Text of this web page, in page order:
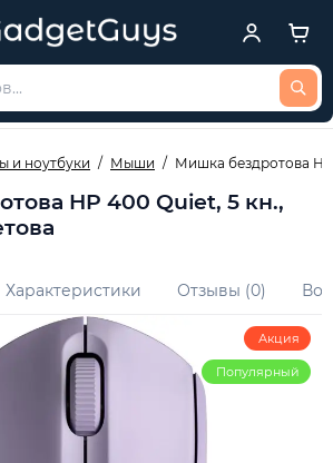
и ноутбуки Мыши Мишка бездротова HP
HP 400 Quiet, 5 кн.,
Характеристики Отзывы (0)
Акция
Популярный